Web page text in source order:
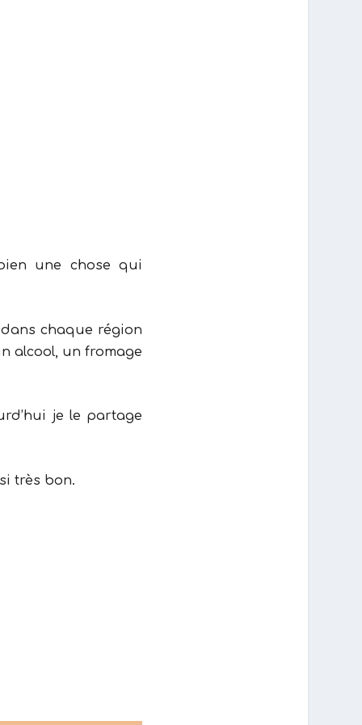
chaque région
alcool, un fromage
je le partage